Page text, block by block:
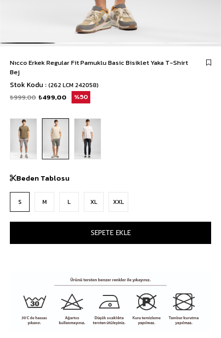
Nıcco Erkek Regular Fit Pamuklu Basic Bisiklet Yaka T-Shirt
Bej
Stok Kodu (262 LCM 242058)
₺999,00 ₺499,00 50
Beden Tablosu
S M L XL XXL